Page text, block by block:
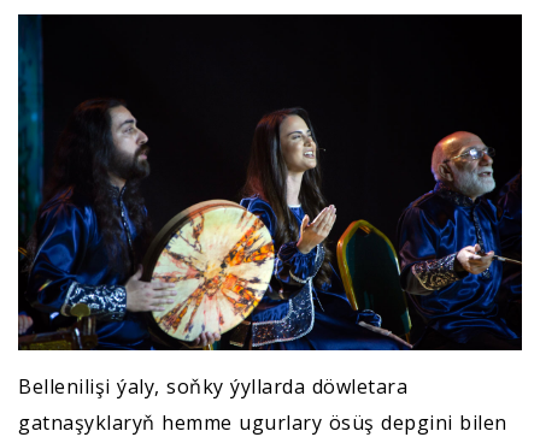
Bellenilişi ýaly, soňky ýyllarda döwletara
gatnaşyklaryň hemme ugurlary ösüş depgini bilen